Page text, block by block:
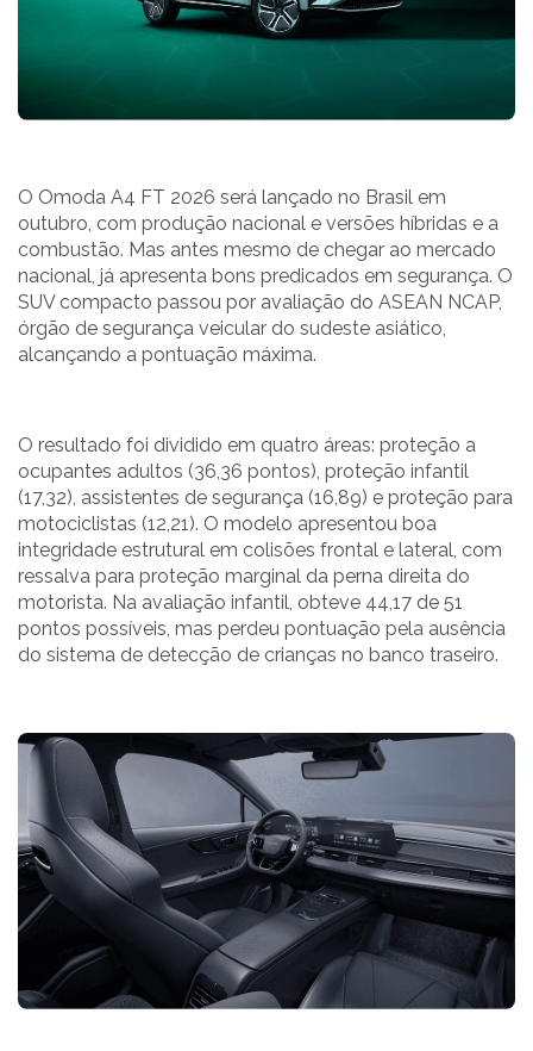
O Omoda A4 FT 2026 será lançado no Brasil em
outubro, com produção nacional e versões híbridas e a
combustão. Mas antes mesmo de chegar ao mercado
nacional, já apresenta bons predicados em segurança. O
SUV compacto passou por avaliação do ASEAN NCAP,
órgão de segurança veicular do sudeste asiático,
alcançando a pontuação máxima.
O resultado foi dividido em quatro áreas: proteção a
ocupantes adultos (36,36 pontos), proteção infantil
(17,32), assistentes de segurança (16,89) e proteção para
motociclistas (12,21). O modelo apresentou boa
integridade estrutural em colisões frontal e lateral, com
ressalva para proteção marginal da perna direita do
motorista. Na avaliação infantil, obteve 44,17 de 51
pontos possíveis, mas perdeu pontuação pela ausência
do sistema de detecção de crianças no banco traseiro.